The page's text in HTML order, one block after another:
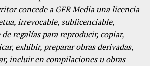
concede a GFR Media una licencia
irrevocable, sublicenciable,
regalías para reproducir, copiar,
exhibir, preparar obras derivadas,
incluir en compilaciones u obras